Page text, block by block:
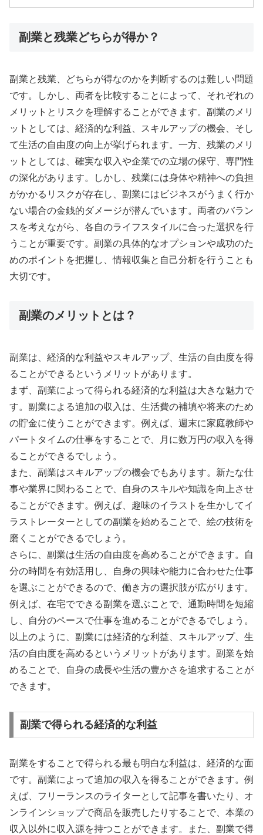
副業と残業どちらが得か？
副業と残業、どちらが得なのかを判断するのは難しい問題
です。しかし、両者を比較することによって、それぞれの
メリットとリスクを理解することができます。副業のメリ
ットとしては、経済的な利益、スキルアップの機会、そし
て生活の自由度の向上が挙げられます。一方、残業のメリ
ットとしては、確実な収入や企業での立場の保守、専門性
の深化があります。しかし、残業には身体や精神への負担
がかかるリスクが存在し、副業にはビジネスがうまく行か
ない場合の金銭的ダメージが潜んでいます。両者のバラン
スを考えながら、各自のライフスタイルに合った選択を行
うことが重要です。副業の具体的なオプションや成功のた
めのポイントを把握し、情報収集と自己分析を行うことも
大切です。
副業のメリットとは？
副業は、経済的な利益やスキルアップ、生活の自由度を得
ることができるというメリットがあります。
まず、副業によって得られる経済的な利益は大きな魅力で
す。副業による追加の収入は、生活費の補填や将来のため
の貯金に使うことができます。例えば、週末に家庭教師や
パートタイムの仕事をすることで、月に数万円の収入を得
ることができるでしょう。
また、副業はスキルアップの機会でもあります。新たな仕
事や業界に関わることで、自身のスキルや知識を向上させ
ることができます。例えば、趣味のイラストを生かしてイ
ラストレーターとしての副業を始めることで、絵の技術を
磨くことができるでしょう。
さらに、副業は生活の自由度を高めることができます。自
分の時間を有効活用し、自身の興味や能力に合わせた仕事
を選ぶことができるので、働き方の選択肢が広がります。
例えば、在宅でできる副業を選ぶことで、通勤時間を短縮
し、自分のペースで仕事を進めることができるでしょう。
以上のように、副業には経済的な利益、スキルアップ、生
活の自由度を高めるというメリットがあります。副業を始
めることで、自身の成長や生活の豊かさを追求することが
できます。
副業で得られる経済的な利益
副業をすることで得られる最も明白な利益は、経済的な面
です。副業によって追加の収入を得ることができます。例
えば、フリーランスのライターとして記事を書いたり、オ
ンラインショップで商品を販売したりすることで、本業の
収入以外に収入源を持つことができます。また、副業で得